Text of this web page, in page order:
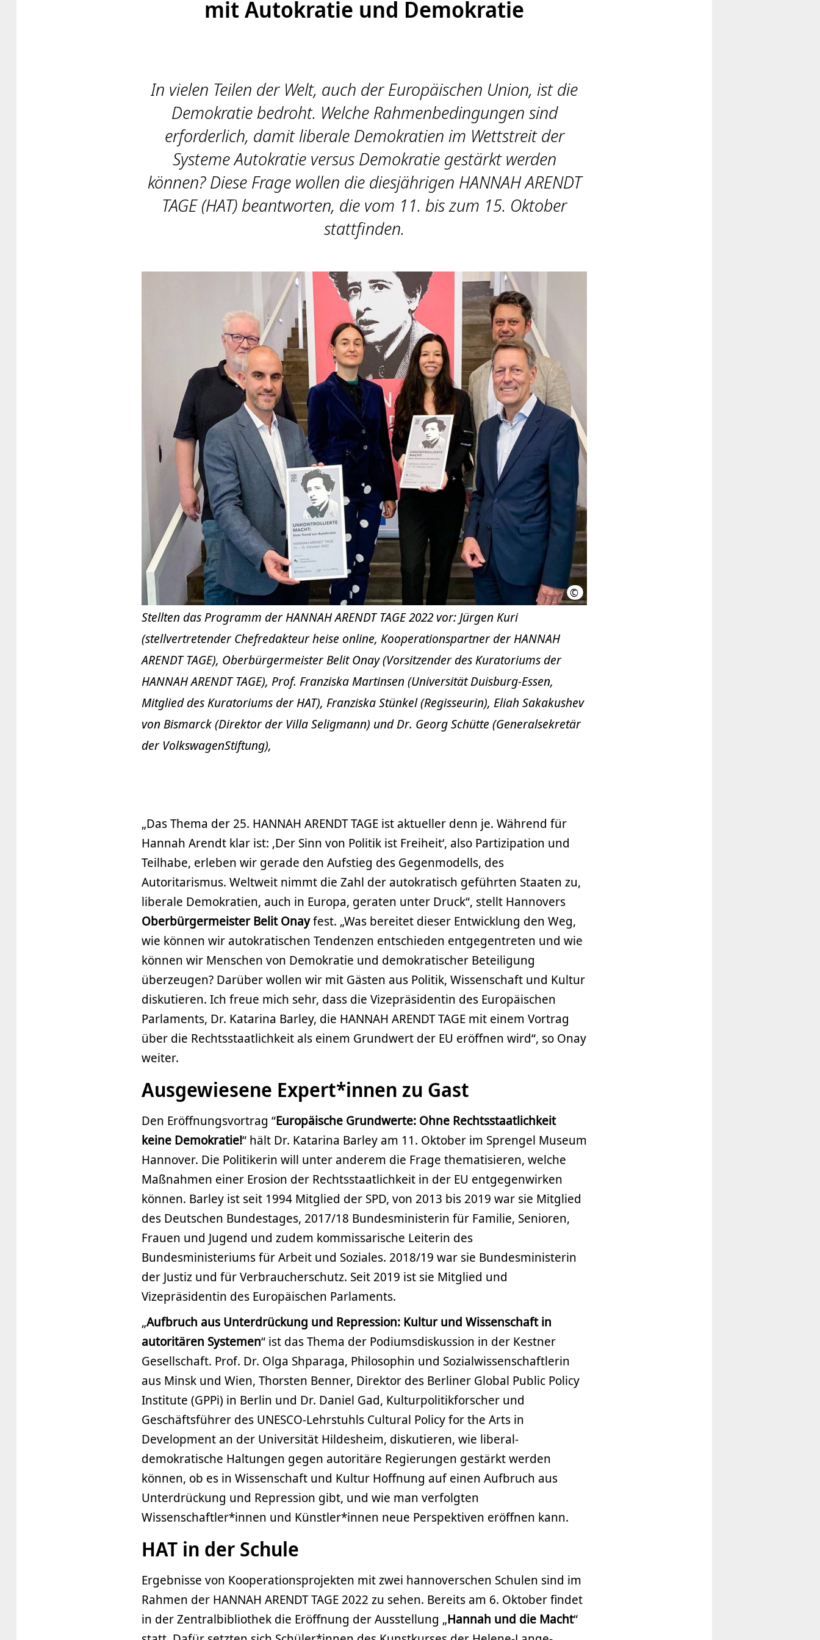
mit Autokratie und Demokratie
In vielen Teilen der Welt, auch der Europäischen Union, ist die
Demokratie bedroht. Welche Rahmenbedingungen sind
erforderlich, damit liberale Demokratien im Wettstreit der
Systeme Autokratie versus Demokratie gestärkt werden
können? Diese Frage wollen die diesjährigen HANNAH ARENDT
TAGE (HAT) beantworten, die vom 11. bis zum 15. Oktober
stattfinden.
© LHH
Stellten das Programm der HANNAH ARENDT TAGE 2022 vor: Jürgen Kuri
(stellvertretender Chefredakteur heise online, Kooperationspartner der HANNAH
ARENDT TAGE), Oberbürgermeister Belit Onay (Vorsitzender des Kuratoriums der
HANNAH ARENDT TAGE), Prof. Franziska Martinsen (Universität Duisburg-Essen,
Mitglied des Kuratoriums der HAT), Franziska Stünkel (Regisseurin), Eliah Sakakushev
von Bismarck (Direktor der Villa Seligmann) und Dr. Georg Schütte (Generalsekretär
der VolkswagenStiftung),
„Das Thema der 25. HANNAH ARENDT TAGE ist aktueller denn je. Während für
Hannah Arendt klar ist: ‚Der Sinn von Politik ist Freiheit‘, also Partizipation und
Teilhabe, erleben wir gerade den Aufstieg des Gegenmodells, des
Autoritarismus. Weltweit nimmt die Zahl der autokratisch geführten Staaten zu,
liberale Demokratien, auch in Europa, geraten unter Druck“, stellt Hannovers
Oberbürgermeister Belit Onayfest. „Was bereitet dieser Entwicklung den Weg,
wie können wir autokratischen Tendenzen entschieden entgegentreten und wie
können wir Menschen von Demokratie und demokratischer Beteiligung
überzeugen? Darüber wollen wir mit Gästen aus Politik, Wissenschaft und Kultur
diskutieren. Ich freue mich sehr, dass die Vizepräsidentin des Europäischen
Parlaments, Dr. Katarina Barley, die HANNAH ARENDT TAGE mit einem Vortrag
über die Rechtsstaatlichkeit als einem Grundwert der EU eröffnen wird“, so Onay
weiter.
Ausgewiesene Expert*innen zu Gast
Den Eröffnungsvortrag “Europäische Grundwerte: Ohne Rechtsstaatlichkeit
keine Demokratie!“ hält Dr. Katarina Barley am 11. Oktober im Sprengel Museum
Hannover. Die Politikerin will unter anderem die Frage thematisieren, welche
Maßnahmen einer Erosion der Rechtsstaatlichkeit in der EU entgegenwirken
können. Barley ist seit 1994 Mitglied der SPD, von 2013 bis 2019 war sie Mitglied
des Deutschen Bundestages, 2017/18 Bundesministerin für Familie, Senioren,
Frauen und Jugend und zudem kommissarische Leiterin des
Bundesministeriums für Arbeit und Soziales. 2018/19 war sie Bundesministerin
der Justiz und für Verbraucherschutz. Seit 2019 ist sie Mitglied und
Vizepräsidentin des Europäischen Parlaments.
„Aufbruch aus Unterdrückung und Repression: Kultur und Wissenschaft in
autoritären Systemen“ ist das Thema der Podiumsdiskussion in der Kestner
Gesellschaft. Prof. Dr. Olga Shparaga, Philosophin und Sozialwissenschaftlerin
aus Minsk und Wien, Thorsten Benner, Direktor des Berliner Global Public Policy
Institute (GPPi) in Berlin und Dr. Daniel Gad, Kulturpolitikforscher und
Geschäftsführer des UNESCO-Lehrstuhls Cultural Policy for the Arts in
Development an der Universität Hildesheim, diskutieren, wie liberal-
demokratische Haltungen gegen autoritäre Regierungen gestärkt werden
können, ob es in Wissenschaft und Kultur Hoffnung auf einen Aufbruch aus
Unterdrückung und Repression gibt, und wie man verfolgten
Wissenschaftler*innen und Künstler*innen neue Perspektiven eröffnen kann.
HAT in der Schule
Ergebnisse von Kooperationsprojekten mit zwei hannoverschen Schulen sind im
Rahmen der HANNAH ARENDT TAGE 2022 zu sehen. Bereits am 6. Oktober findet
in der Zentralbibliothek die Eröffnung der Ausstellung „Hannah und die Macht“